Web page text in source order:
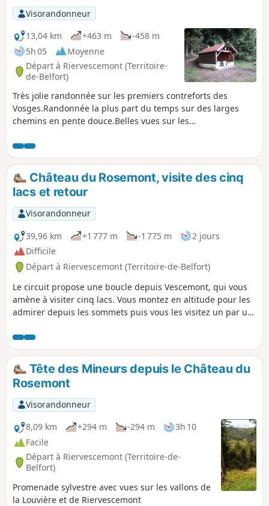
Visorandonneur
13,04 km
+463 m
-458 m
5h 05
Moyenne
Départ à Riervescemont (Territoire-
de-Belfort)
Très jolie randonnée sur les premiers contreforts des
Vosges.Randonnée la plus part du temps sur des larges
chemins en pente douce.Belles vues sur les
circuit est balisé par un Anneau Rouge.
Château du Rosemont, visite des cinq
lacs et retour
Visorandonneur
39,96 km
+1 777 m -1 775 m
2 jours
Difficile
Départ à Riervescemont (Territoire-de-Belfort)
Le circuit propose une boucle depuis Vescemont, qui vous
amène à visiter cinq lacs. Vous montez en altitude pour les
admirer depuis les sommets puis vous les visitez un par un.
ou au refuge du Neuweiher. Vous pouvez aussi écourter le
parcours en passant la nuit au Gazon Vert et en stoppant la
randonnée à Sewen.
Tête des Mineurs depuis le Château du
Rosemont
Visorandonneur
8,09 km
+294 m -294 m
3h 10
Facile
Départ à Riervescemont (Territoire-de-
Belfort)
Promenade sylvestre avec vues sur les vallons de
la Louvière et de Riervescemont